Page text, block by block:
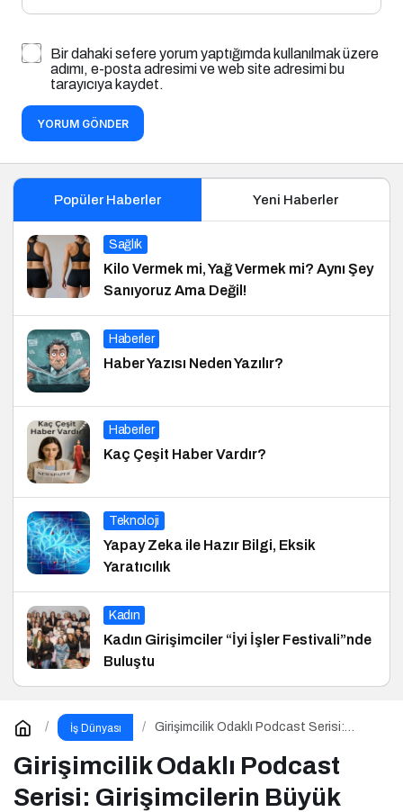
Bir dahaki sefere yorum yaptığımda kullanılmak üzere
adımı, e-posta adresimi ve web site adresimi bu
tarayıcıya kaydet.
YORUM GÖNDER
Popüler Haberler Yeni Haberler
Sağlık
Kilo Vermek mi, Yağ Vermek mi? Aynı Şey
Sanıyoruz Ama Değil!
Haberler
Haber Yazısı Neden Yazılır?
Haberler
Kaç Çeşit Haber Vardır?
Teknoloji
Yapay Zeka ile Hazır Bilgi, Eksik
Yaratıcılık
Kadın
Kadın Girişimciler “İyi İşler Festivali”nde
Buluştu
İş Dünyası
Girişimcilik Odaklı Podcast Serisi:
Girişimcilik Odaklı Podcast
Serisi: Girişimcilerin Büyük